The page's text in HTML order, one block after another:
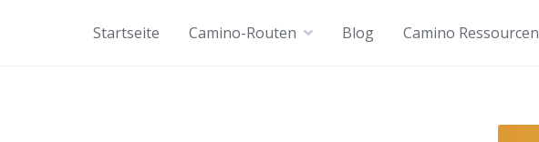
Startseite Camino-Routen Blog Camino Ressourcen